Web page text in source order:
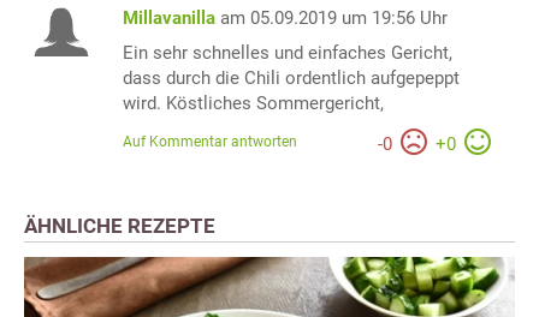
Millavanilla am 05.09.2019 um 19:56 Uhr
Ein sehr schnelles und einfaches Gericht,
dass durch die Chili ordentlich aufgepeppt
wird. Köstliches Sommergericht,
-0 +0
Auf Kommentar antworten
ÄHNLICHE REZEPTE